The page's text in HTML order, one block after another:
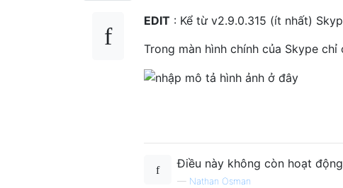
EDIT : Kể từ v2.9.0.315 (ít nhất)
Trong màn hình chính của Skype chỉ
Điều này không còn hoạt
— Nathan Osman